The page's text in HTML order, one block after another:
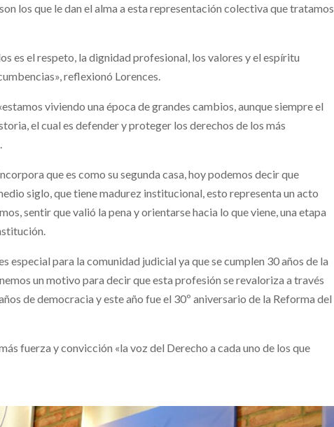
los que le dan el alma a esta representación colectiva que tratamos
es el respeto, la dignidad profesional, los valores y el espíritu
reflexionó Lorences.
viviendo una época de grandes cambios, aunque siempre el
el cual es defender y proteger los derechos de los más
que es como su segunda casa, hoy podemos decir que
siglo, que tiene madurez institucional, esto representa un acto
sentir que valió la pena y orientarse hacia lo que viene, una etapa
especial para la comunidad judicial ya que se cumplen 30 años de la
un motivo para decir que esta profesión se revaloriza a través
de democracia y este año fue el 30º aniversario de la Reforma del
fuerza y convicción «la voz del Derecho a cada uno de los que